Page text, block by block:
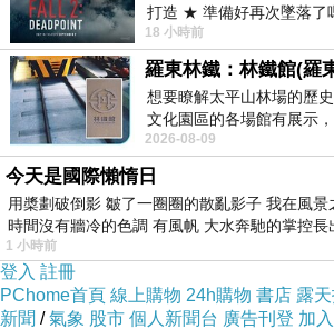
風險管理： 他們協助識別潛在的
供建議，以降低風險影響。
企業支援： 如果您是企業主，當
供財務建議，支援您的公司成長
時間節省： 與當地記帳士合作，
貴的時間，專注於業務運營或個
合法合規： 當地記帳士確保您的
律法規，以避免潛在的法律問題。
個性化服務： 他們理解每位客戶
供度身定制的解決方案，以滿足
打造 ★ 準備好再次墜落了
18 小時前
羅東林鐵：林鐵館(羅
想要瞭解太平山林場的歷
文化園區的各場館有展示
以到林鐵館。 這裡展示從山
2026-08-09
今天是國際懶惰日
用槳劃破倒影 皺了一圈圈的散亂影子 我在風
時間沒有牆冷的色調 有風帆 大水奔馳的掌控長
1 小時前
登入 註冊
PChome首頁 線上購物 24h購物 書店 露
新聞 /氣象 股市 個人新聞台 廣告刊登 加